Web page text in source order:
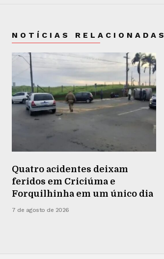
NOTÍCIAS RELACIONADAS
Quatro acidentes deixam
feridos em Criciúma e
Forquilhinha em um único dia
7 de agosto de 2026